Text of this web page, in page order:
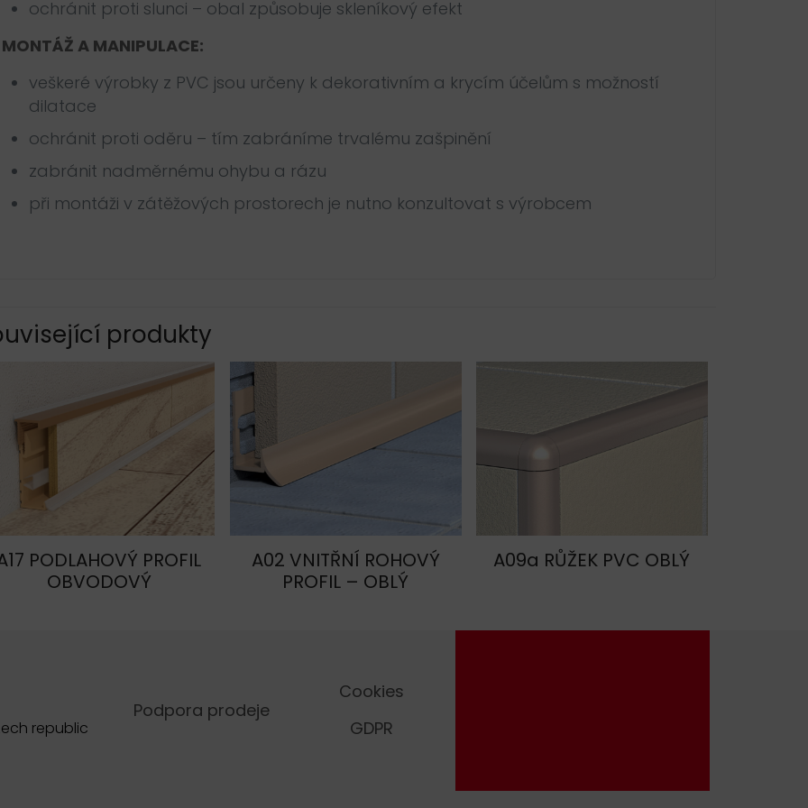
ochránit proti slunci – obal způsobuje skleníkový efekt
MONTÁŽ A MANIPULACE:
veškeré výrobky z PVC jsou určeny k dekorativním a krycím účelům s možností
dilatace
ochránit proti oděru – tím zabráníme trvalému zašpinění
zabránit nadměrnému ohybu a rázu
při montáži v zátěžových prostorech je nutno konzultovat s výrobcem
produkty
PODLAHOVÝ PROFIL
OBVODOVÝ
A02 VNITŘNÍ ROHOVÝ
PROFIL – OBLÝ
A09a RŮŽEK PVC OBLÝ
republic
Podpora prodeje
Cookies
GDPR